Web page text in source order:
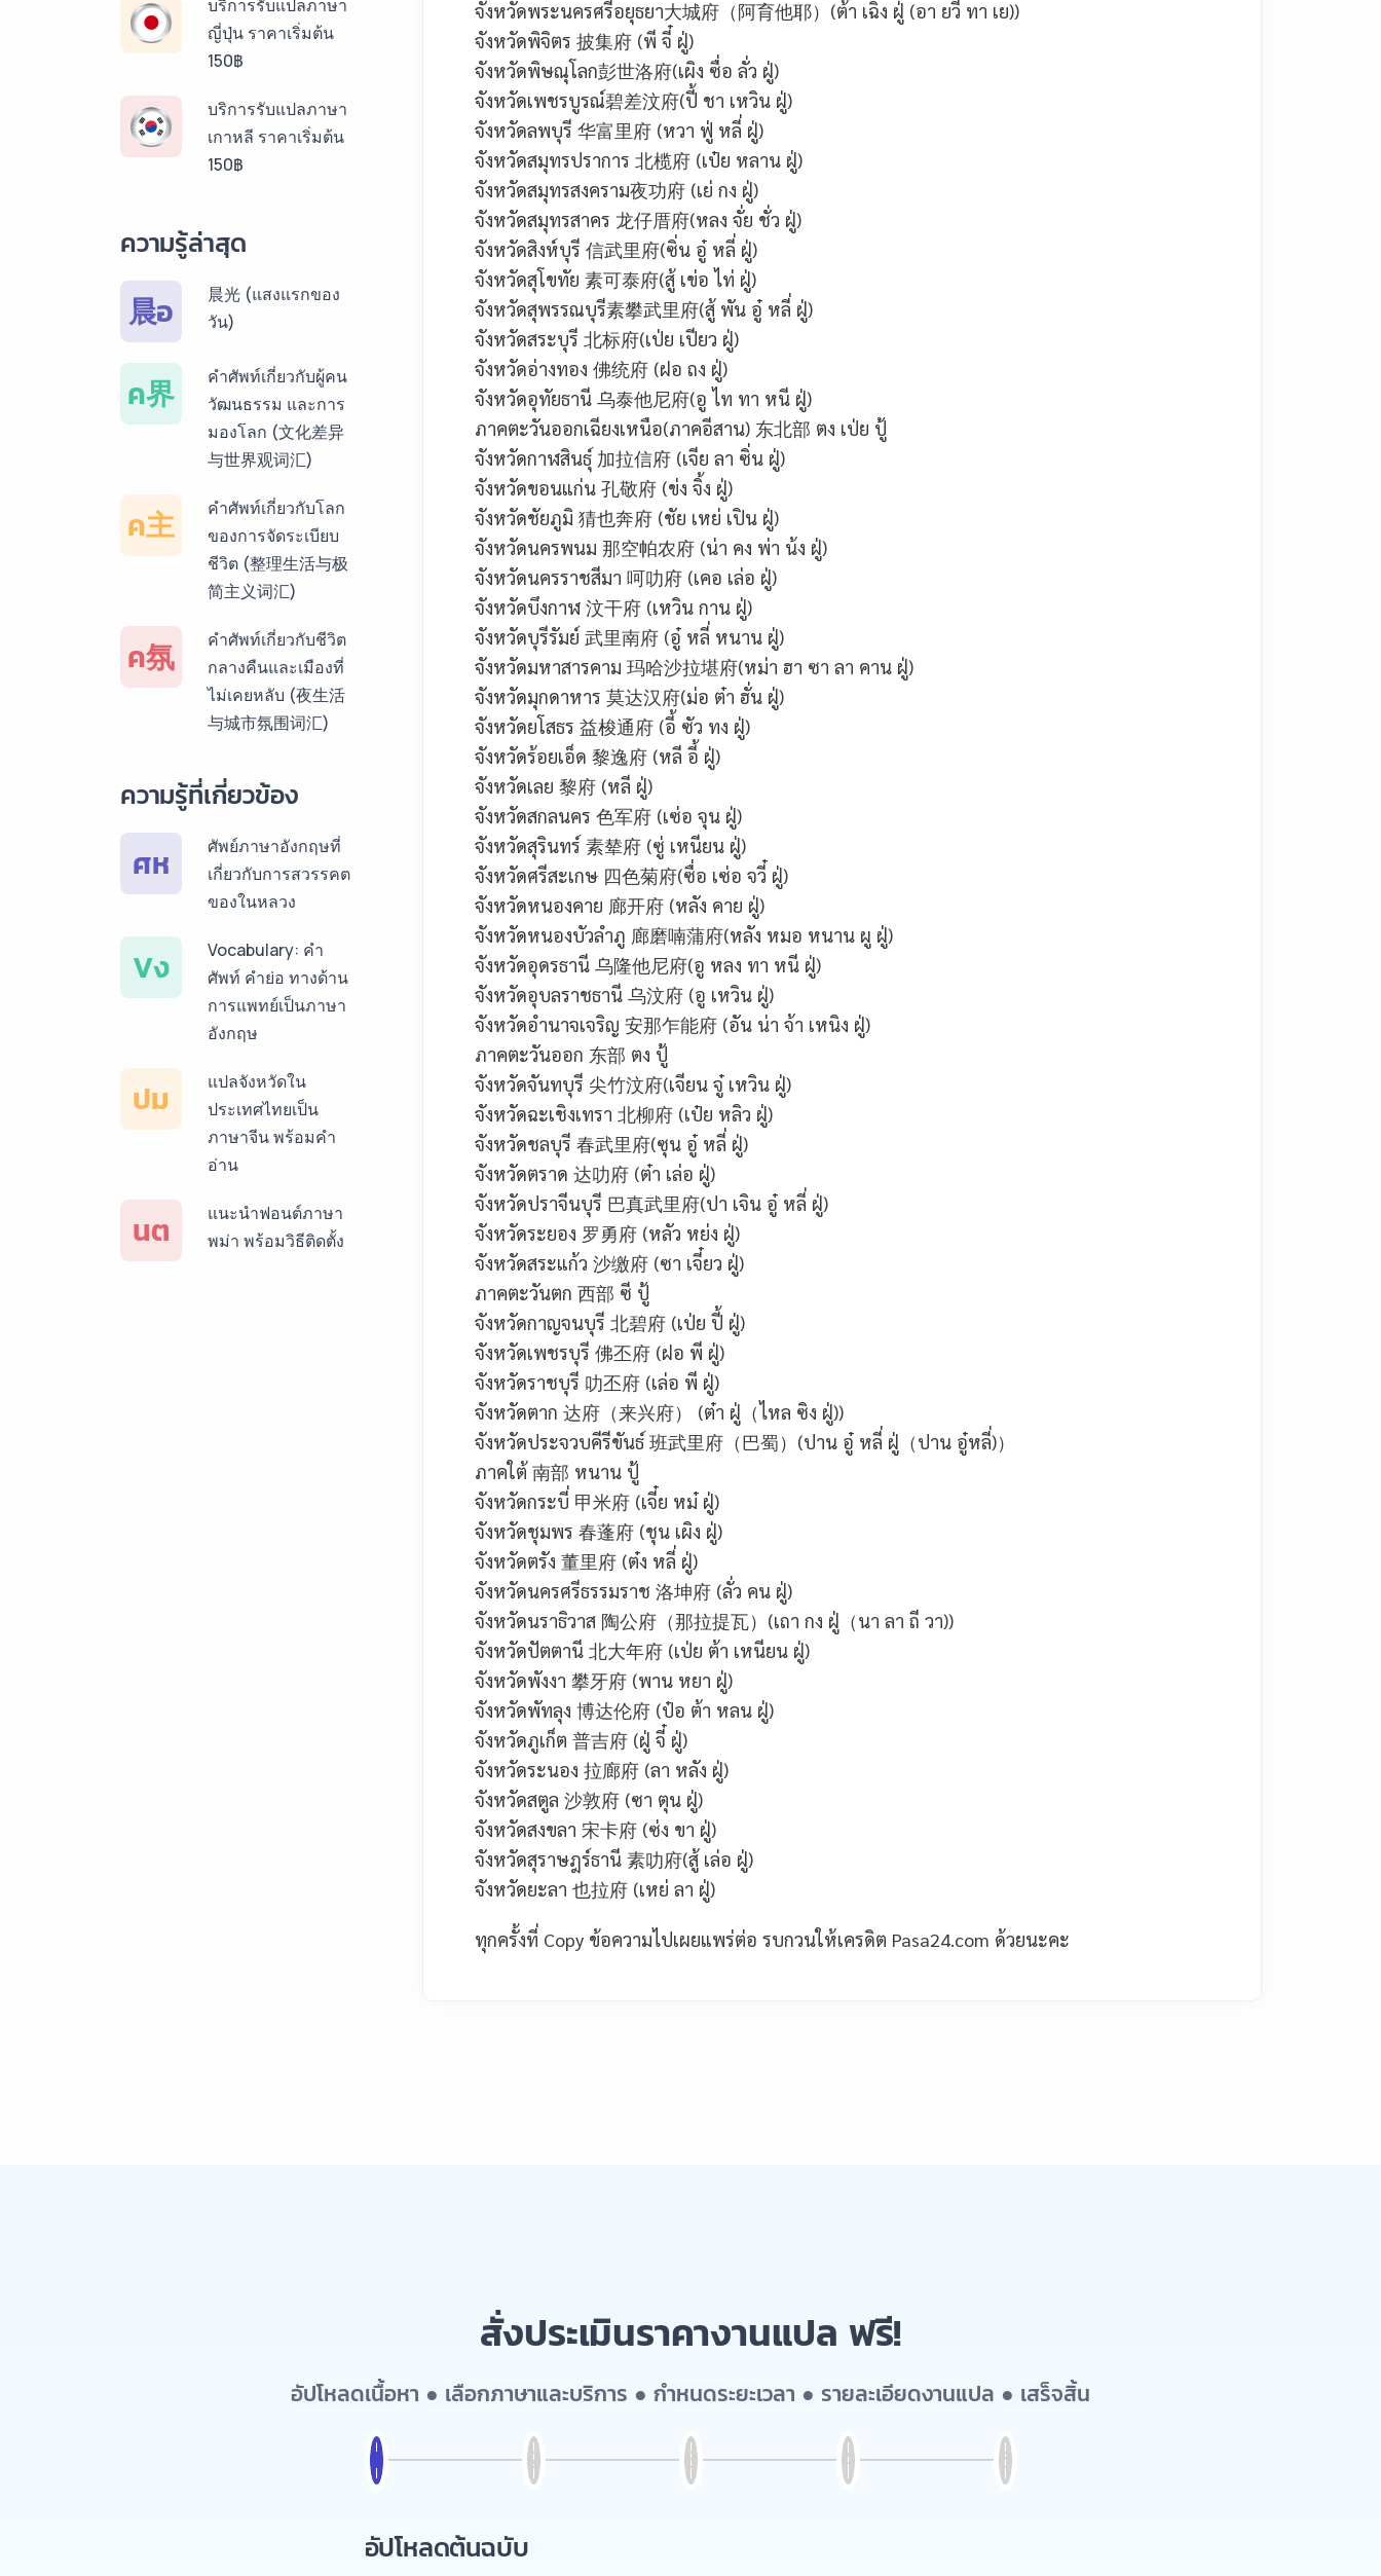
จังหวัดพระนครศรีอยุธยา大城府（阿育他耶） (ต้า เฉิง ฝู่ (อา ยวี่ ทา เย))
จังหวัดพิจิตร 披集府 (พี จี๋ ฝู่)
จังหวัดพิษณุโลก彭世洛府(เผิง ซื่อ ลั่ว ฝู่)
จังหวัดเพชรบูรณ์碧差汶府(ปี้ ชา เหวิน ฝู่)
จังหวัดลพบุรี 华富里府 (หวา ฟู่ หลี่ ฝู่)
จังหวัดสมุทรปราการ 北榄府 (เป๋ย หลาน ฝู่)
จังหวัดสมุทรสงคราม夜功府 (เย่ กง ฝู่)
จังหวัดสมุทรสาคร 龙仔厝府(หลง จั่ย ชั่ว ฝู่)
จังหวัดสิงห์บุรี 信武里府(ซิ่น อู๋ หลี่ ฝู่)
จังหวัดสุโขทัย 素可泰府(สู้ เข่อ ไท่ ฝู่)
จังหวัดสุพรรณบุรี素攀武里府(สู้ พัน อู๋ หลี่ ฝู่)
จังหวัดสระบุรี 北标府(เป่ย เปียว ฝู่)
จังหวัดอ่างทอง 佛统府 (ฝอ ถง ฝู่)
จังหวัดอุทัยธานี 乌泰他尼府(อู ไท ทา หนี ฝู่)
ภาคตะวันออกเฉียงเหนือ(ภาคอีสาน) 东北部 ตง เป่ย ปู้
จังหวัดกาฬสินธุ์ 加拉信府 (เจีย ลา ซิ่น ฝู่)
จังหวัดขอนแก่น 孔敬府 (ข่ง จิ้ง ฝู่)
จังหวัดชัยภูมิ 猜也奔府 (ชัย เหย่ เปิน ฝู่)
จังหวัดนครพนม 那空帕农府 (น่า คง พ่า น้ง ฝู่)
จังหวัดนครราชสีมา 呵叻府 (เคอ เล่อ ฝู่)
จังหวัดบึงกาฬ 汶干府 (เหวิน กาน ฝู่)
จังหวัดบุรีรัมย์ 武里南府 (อู๋ หลี่ หนาน ฝู่)
จังหวัดมหาสารคาม 玛哈沙拉堪府(หม่า ฮา ซา ลา คาน ฝู่)
จังหวัดมุกดาหาร 莫达汉府(ม่อ ต๋า ฮั่น ฝู่)
จังหวัดยโสธร 益梭通府 (อี้ ซัว ทง ฝู่)
จังหวัดร้อยเอ็ด 黎逸府 (หลี อี้ ฝู่)
จังหวัดเลย 黎府 (หลี ฝู่)
จังหวัดสกลนคร 色军府 (เซ่อ จุน ฝู่)
จังหวัดสุรินทร์ 素辇府 (ซู่ เหนียน ฝู่)
จังหวัดศรีสะเกษ 四色菊府(ซื่อ เซ่อ จวี๋ ฝู่)
จังหวัดหนองคาย 廊开府 (หลัง คาย ฝู่)
จังหวัดหนองบัวลำภู 廊磨喃蒲府(หลัง หมอ หนาน ผู ฝู่)
จังหวัดอุดรธานี 乌隆他尼府(อู หลง ทา หนี ฝู่)
จังหวัดอุบลราชธานี 乌汶府 (อู เหวิน ฝู่)
จังหวัดอำนาจเจริญ 安那乍能府 (อัน น่า จ้า เหนิง ฝู่)
ภาคตะวันออก 东部 ตง ปู้
จังหวัดจันทบุรี 尖竹汶府(เจียน จู๋ เหวิน ฝู่)
จังหวัดฉะเชิงเทรา 北柳府 (เป๋ย หลิว ฝู่)
จังหวัดชลบุรี 春武里府(ซุน อู๋ หลี่ ฝู่)
จังหวัดตราด 达叻府 (ต๋า เล่อ ฝู่)
จังหวัดปราจีนบุรี 巴真武里府(ปา เจิน อู๋ หลี่ ฝู่)
จังหวัดระยอง 罗勇府 (หลัว หย่ง ฝู่)
จังหวัดสระแก้ว 沙缴府 (ซา เจี๋ยว ฝู่)
ภาคตะวันตก 西部 ซี ปู้
จังหวัดกาญจนบุรี 北碧府 (เป่ย ปี้ ฝู่)
จังหวัดเพชรบุรี 佛丕府 (ฝอ พี ฝู่)
จังหวัดราชบุรี 叻丕府 (เล่อ พี ฝู่)
จังหวัดตาก 达府（来兴府）
(ต๋า ฝู่（ไหล ซิง ฝู่))
จังหวัดประจวบคีรีขันธ์ 班武里府 （巴蜀）(ปาน อู๋ หลี่ ฝู่（ปาน อู๋หลี่)）
ภาคใต้ 南部 หนาน ปู้
จังหวัดกระบี่ 甲米府 (เจี๋ย หม๋ ฝู่)
จังหวัดชุมพร 春蓬府 (ชุน เผิง ฝู่)
จังหวัดตรัง 董里府 (ต๋ง หลี่ ฝู่)
จังหวัดนครศรีธรรมราช 洛坤府 (ลั่ว คน ฝู่)
จังหวัดนราธิวาส 陶公府 （那拉提瓦） (เถา กง ฝู่（นา ลา ถี วา))
จังหวัดปัตตานี 北大年府 (เป่ย ต้า เหนียน ฝู่)
จังหวัดพังงา 攀牙府 (พาน หยา ฝู่)
จังหวัดพัทลุง 博达伦府 (ป๋อ ต้า หลน ฝู่)
จังหวัดภูเก็ต 普吉府 (ฝู่ จี๋ ฝู่)
จังหวัดระนอง 拉廊府 (ลา หลัง ฝู่)
จังหวัดสตูล 沙敦府 (ซา ตุน ฝู่)
จังหวัดสงขลา 宋卡府 (ซ่ง ขา ฝู่)
จังหวัดสุราษฎร์ธานี 素叻府(สู้ เล่อ ฝู่)
จังหวัดยะลา 也拉府 (เหย่ ลา ฝู่)
ทุกครั้งที่ Copy ข้อความไปเผยแพร่ต่อ รบกวนให้เครดิต Pasa24.com ด้วยนะคะ
บริการรับแปลภาษา
ญี่ปุ่น ราคาเริ่มต้น
150฿
บริการรับแปลภาษา
เกาหลี ราคาเริ่มต้น
150฿
ลาว ราคาเริ่มต้น
บริการรับแปลภาษา
150฿
บริการรับแปลภาษา
กัมพูชา ราคาเริ่มต้น
บริการรับแปลภาษา
เวียดนาม ราคาเริ่ม
ต้น 150฿
บริการรับแปลภาษา
ฝรั่งเศส ราคาเริ่มต้น
150฿
บริการรับแปลภาษา
150฿
บริการรับแปลภาษา
เยอรมัน ราคาเริ่ม
ต้น 150฿
บริการรับแปลภาษา
รัสเซีย ราคาเริ่มต้น
บริการรับแปลภาษา
ทั่วไทย ราคาเริ่มต้น
150฿
ความรู้ล่าสุด
晨อ
晨光 (แสงแรกของ
วัน)
ค界
คำศัพท์เกี่ยวกับผู้คน
วัฒนธรรม และการ
มองโลก (文化差异
与世界观词汇)
ค主
คำศัพท์เกี่ยวกับโลก
ของการจัดระเบียบ
ชีวิต (整理生活与极
简主义词汇)
ค氛
คำศัพท์เกี่ยวกับชีวิต
กลางคืนและเมืองที่
ไม่เคยหลับ (夜生活
与城市氛围词汇)
ความรู้ที่เกี่ยวข้อง
ศห
ศัพย์ภาษาอังกฤษที่
เกี่ยวกับการสวรรคต
ของในหลวง
Vง
Vocabulary: คำ
ศัพท์ คำย่อ ทางด้าน
การแพทย์เป็นภาษา
อังกฤษ
ปม
แปลจังหวัดใน
ประเทศไทยเป็น
ภาษาจีน พร้อมคำ
อ่าน
นต
แนะนำฟอนต์ภาษา
พม่า พร้อมวิธีติดตั้ง
สั่งประเมินราคางานแปล ฟรี!
อัปโหลดเนื้อหา ● เลือกภาษาและบริการ ● กำหนดระยะเวลา ● รายละเอียดงานแปล ● เสร็จสิ้น
อัปโหลดต้นฉบับ